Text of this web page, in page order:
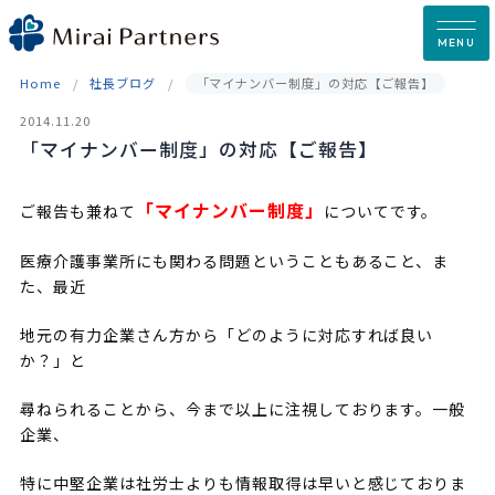
Skip
to
MENU
Home 社長ブログ 「マイナンバー制度」の対応【ご報告】
2014.11.20
「マイナンバー制度」の対応【ご報告】
ご報告も兼ねて 「マイナンバー制度」 についてです。
医療介護事業所にも関わる問題ということもあること、ま
た、最近
地元の有力企業さん方から「どのように対応すれば良い
か？」と
尋ねられることから、今まで以上に注視しております。一般
企業、
特に中堅企業は社労士よりも情報取得は早いと感じておりま